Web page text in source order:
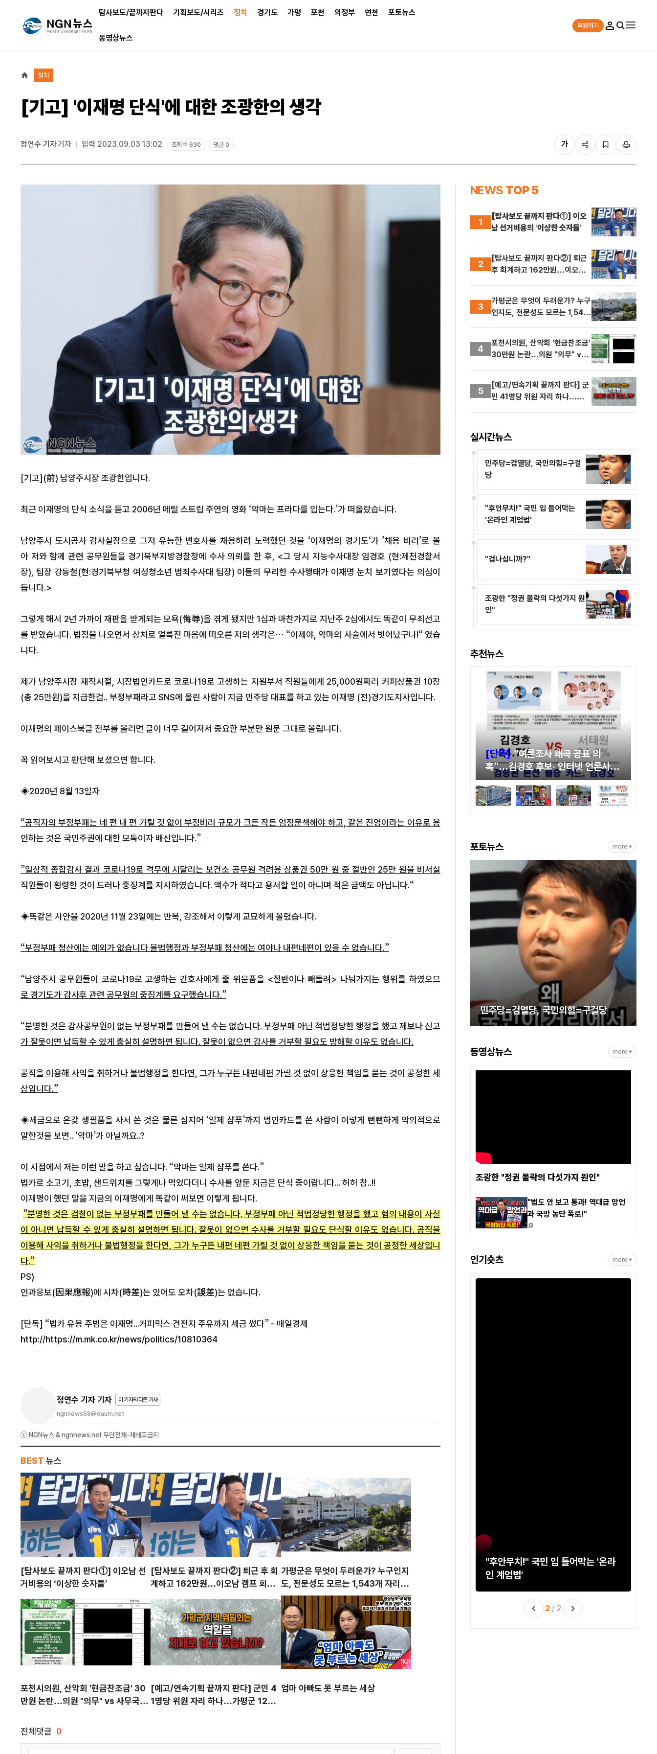
탐사보도/끝까지판다 기획보도/시리즈 정치 경기도 가평 포천 의정부 연천 포토뉴스
동영상뉴스
후원하기
정치
[기고] '이재명 단식'에 대한 조광한의 생각
정연수 기자기자 입력 2023.09.03 13:02 조회수 630 댓글 0 가
[기고](前) 남양주시장 조광한입니다.
최근 이재명의 단식 소식을 듣고 2006년 메릴 스트립 주연의 영화 ‘악마는 프라다를 입는다.’가 떠올랐습니다.
남양주시 도시공사 감사실장으로 그저 유능한 변호사를 채용하려 노력했던 것을 ‘이재명의 경기도‘가 ’채용 비리’로 몰
아 저와 함께 관련 공무원들을 경기북부지방경찰청에 수사 의뢰를 한 후, <그 당시 지능수사대장 임경호 (현:제천경찰서
장), 팀장 강동철(현:경기북부청 여성청소년 범죄수사대 팀장) 이들의 무리한 수사행태가 이재명 눈치 보기였다는 의심이
듭니다.>
그렇게 해서 2년 가까이 재판을 받게되는 모욕(侮辱)을 겪게 됐지만 1심과 마찬가지로 지난주 2심에서도똑같이 무죄선고
를 받았습니다. 법정을 나오면서 상처로 얼룩진 마음에 떠오른 저의 생각은… “이제야, 악마의 사슬에서 벗어났구나!“ 였습
니다.
제가 남양주시장 재직시절, 시장법인카드로 코로나19로 고생하는 지원부서 직원들에게 25,000원짜리 커피상품권 10장
(총 25만원)을 지급한걸.. 부정부패라고 SNS에 올린 사람이 지금 민주당 대표를 하고 있는 이재명 (전)경기도지사입니다.
이재명의 페이스북글 전부를 올리면 글이 너무 길어져서 중요한 부분만 원문 그대로 올립니다.
꼭 읽어보시고 판단해 보셨으면 합니다.
◈2020년 8월 13일자
“공직자의 부정부패는 네 편 내 편 가릴 것 없이 부정비리 규모가 크든 작든 엄정문책해야 하고, 같은 진영이라는 이유로 용
인하는 것은 국민주권에 대한 모독이자 배신입니다.”
”일상적 종합감사 결과 코로나19로 격무에 시달리는 보건소 공무원 격려용 상품권 50만 원 중 절반인 25만 원을 비서실
직원들이 횡령한 것이 드러나 중징계를 지시하였습니다. 액수가 적다고 용서할 일이 아니며 적은 금액도 아닙니다.“
◈똑같은 사안을 2020년 11월 23일에는 반복, 강조해서 이렇게 교묘하게 올렸습니다.
“부정부패 청산에는 예외가 없습니다 불법행정과 부정부패 청산에는 여야나 내편네편이 있을 수 없습니다.”
“남양주시 공무원들이 코로나19로 고생하는 간호사에게 줄 위문품을 <절반이나 빼돌려> 나눠가지는 행위를 하였으므
로 경기도가 감사후 관련 공무원의 중징계를 요구했습니다.”
“분명한 것은 감사공무원이 없는 부정부패를 만들어 낼 수는 없습니다. 부정부패 아닌 적법정당한 행정을 했고 제보나 신고
가 잘못이면 납득할 수 있게 충실히 설명하면 됩니다. 잘못이 없으면 감사를 거부할 필요도 방해할 이유도 없습니다.
공직을 이용해 사익을 취하거나 불법행정을 한다면, 그가 누구든 내편네편 가릴 것 없이 상응한 책임을 묻는 것이 공정한 세
상입니다.”
◈세금으로 온갖 생필품을 사서 쓴 것은 물론 심지어 ‘일제 샴푸’까지 법인카드를 쓴 사람이 이렇게 뻔뻔하게 악의적으로
말한것을 보면.. ‘악마’가 아닐까요..?
이 시점에서 저는 이런 말을 하고 싶습니다. “악마는 일제 샴푸를 쓴다.”
법카로 소고기, 초밥, 샌드위치를 그렇게나 먹었다더니 수사를 앞둔 지금은 단식 중이랍니다... 허허 참..!!
이재명이 했던 말을 지금의 이재명에게 똑같이 써보면 이렇게 됩니다.
”분명한 것은 검찰이 없는 부정부패를 만들어 낼 수는 없습니다. 부정부패 아닌 적법정당한 행정을 했고 혐의 내용이 사실
이 아니면 납득할 수 있게 충실히 설명하면 됩니다. 잘못이 없으면 수사를 거부할 필요도 단식할 이유도 없습니다. 공직을
이용해 사익을 취하거나 불법행정을 한다면, 그가 누구든 내편 네편 가릴 것 없이 상응한 책임을 묻는 것이 공정한 세상입니
다.”
PS)
인과응보(因果應報)에 시차(時差)는 있어도 오차(誤差)는 없습니다.
[단독] “법카 유용 주범은 이재명...커피믹스 건전지 주유까지 세금 썼다” - 매일경제
http://https://m.mk.co.kr/news/politics/10810364
정연수 기자 기자 이 기자의 다른 기사
ngnnews58@daum.net
ⓒ NGN뉴스 & ngnnews.net 무단전재-재배포금지
BEST 뉴스
[탐사보도 끝까지 판다①] 이오남 선
거비용의 ‘이상한 숫자들’
[탐사보도 끝까지 판다②] 퇴근 후 회
계하고 162만원…이오남 캠프 회계
가평군은 무엇이 두려운가? 누구인지
도, 전문성도 모르는 1,543개 자리…
이들이 군민을 대표할 자격 있는가
포천시의원, 산악회 '현금찬조금' 30
만원 논란…의원 "의무" vs 사무국장
[예고/연속기획 끝까지 판다] 군민 4
1명당 위원 자리 하나…가평군 125개
엄마 아빠도 못 부르는 세상
전체댓글 0
NEWS TOP 5
1
[탐사보도 끝까지 판다①] 이오
남 선거비용의 ‘이상한 숫자들’
2
[탐사보도 끝까지 판다②] 퇴근
후 회계하고 162만원…이오남
3
가평군은 무엇이 두려운가? 누구
인지도, 전문성도 모르는 1,543
4
포천시의원, 산악회 '현금찬조금'
30만원 논란…의원 "의무" vs
5
[예고/연속기획 끝까지 판다] 군
민 41명당 위원 자리 하나…가평
회 연속 검증
실시간뉴스
민주당=검열당, 국민의힘=구걸
당
"후안무치!" 국민 입 틀어막는
'온라인 계엄법'
"겁나십니까?"
조광한 "정권 몰락의 다섯가지 원
인"
추천뉴스
조직표만 고치는 포천시장, ‘공무원
출신 행정’의 한계다
[단독] “여론조사 왜곡 공표 의
혹”…김경호 후보· 인터넷 언론사 고
발, 선거법 위반 논란 확산
포토뉴스 more +
엄정함 속에서도 인간에 대
[속보] 국민의힘 가평군수 후보, 현직
격화
‘얼음물 든 손, 전국을 누비다’… 신천
지자원봉사단, 기록적 폭염 속 온열질환
예방 총력
찾아오기를 기다리는 대신 사람이 있는 곳으로 먼저 움직
단 창립 40주년을 ...
민주당=검열당, 국민의힘=구걸당
동영상뉴스 more +
조광한 "정권 몰락의 다섯가지 원인"
"법도 안 보고 통과! 역대급 망언
과 국방 농단 폭로!"
인기숏츠 more +
인 계엄법'
"후안무치!" 국민 입 틀어막는 '온라
인 계엄법'
2 / 2